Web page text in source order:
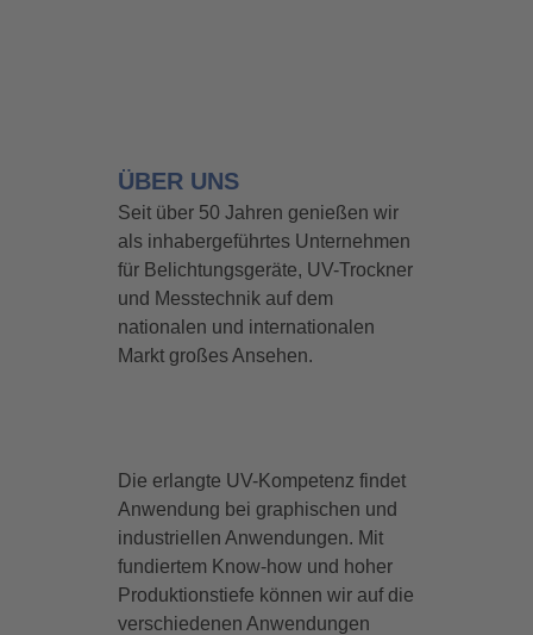
ÜBER UNS
Seit über 50 Jahren genießen wir
als inhabergeführtes Unternehmen
für Belichtungsgeräte, UV-Trockner
und Messtechnik auf dem
nationalen und internationalen
Markt großes Ansehen.
Die erlangte UV-Kompetenz findet
Anwendung bei graphischen und
industriellen Anwendungen. Mit
fundiertem Know-how und hoher
Produktionstiefe können wir auf die
verschiedenen Anwendungen